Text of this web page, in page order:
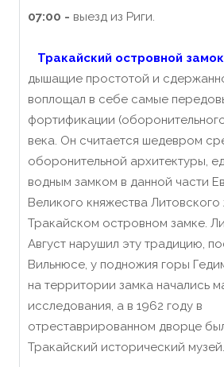
07:00 - выезд из Риги.
Тракайский островной замок
дышащие простотой и
воплощал в себе самые
фортификации
века. Он считается шедевром
оборонительной архитектуры,
водным замком в данной части
Великого княжества Литовского
Тракайском островном замке.
Август нарушил эту традицию,
Вильнюсе, у подножия горы
на территории замка начались
исследования, а в 1962 году в
отреставрированном дворце
Тракайский исторический музей.